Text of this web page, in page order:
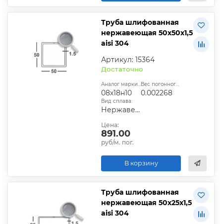
Труба шлифованная
нержавеющая 50х50х1,5
aisi 304
Артикул: 15364
Достаточно
Аналог марки стали:
08х18н10
Вес погонного метра, т.:
0.002268
Вид сплава:
Нержавеющий
Цена:
891.00
руб/м. пог.
В корзину
Труба шлифованная
нержавеющая 50х25х1,5
aisi 304